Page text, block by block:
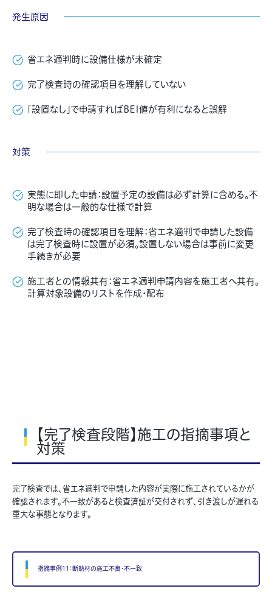
発生原因
省エネ適判時に設備仕様が未確定
完了検査時の確認項目を理解していない
「設置なし」で申請すればBEI値が有利になると誤解
対策
実態に即した申請：設置予定の設備は必ず計算に含める。不
明な場合は一般的な仕様で計算
完了検査時の確認項目を理解：省エネ適判で申請した設備
は完了検査時に設置が必須。設置しない場合は事前に変更
手続きが必要
施工者との情報共有：省エネ適判申請内容を施工者へ共有。
計算対象設備のリストを作成・配布
【完了検査段階】施工の指摘事項と
対策
完了検査では、省エネ適判で申請した内容が実際に施工されているかが
確認されます。不一致があると検査済証が交付されず、引き渡しが遅れる
重大な事態となります。
指摘事例11：断熱材の施工不良・不一致